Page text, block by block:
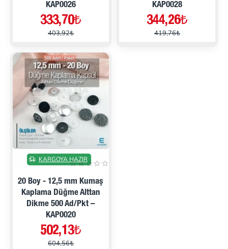
KAP0026
333,70₺
403,92₺
KAP0028
344,26₺
419,76₺
İNDIRIMDE
KARGOYA HAZIR
20 Boy - 12,5 mm Kumaş
Kaplama Düğme Alttan
Dikme 500 Ad/Pkt –
KAP0020
502,13₺
604,56₺